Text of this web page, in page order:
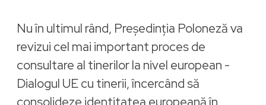
Nu în ultimul rând, Președinția Poloneză va
revizui cel mai important proces de
consultare al tinerilor la nivel european -
Dialogul UE cu tinerii, încercând să
consolideze identitatea europeană în